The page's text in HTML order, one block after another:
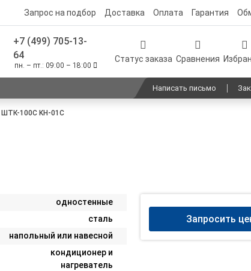
Запрос на подбор Доставка Оплата Гарантия
+7 (499) 705-13-
64
пн. – пт.: 09:00 – 18:00
Статус заказа Сравнения
Написать письмо
ШТК-100С KН-01С
одностенные
сталь
напольный или навесной
кондиционер и
нагреватель
Запросить